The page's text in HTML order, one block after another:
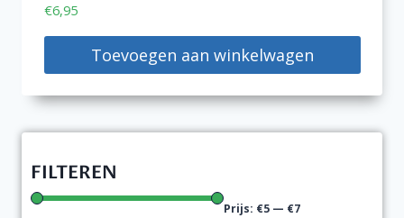
€6,95
Toevoegen aan winkelwagen
FILTEREN
Prijs: €5 — €7